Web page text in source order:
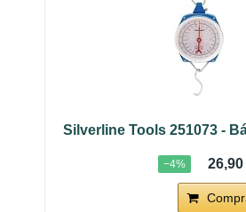
Silverline Tools 251073 -
−4%